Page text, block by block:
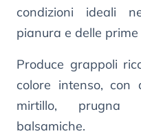
condizioni ideali
pianura e delle prime
Produce grappoli
colore intenso, con
mirtillo, prugna
balsamiche.